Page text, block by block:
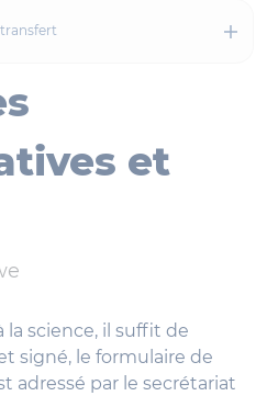
et
la science, il suffit de
signé, le formulaire de
adressé par le secrétariat